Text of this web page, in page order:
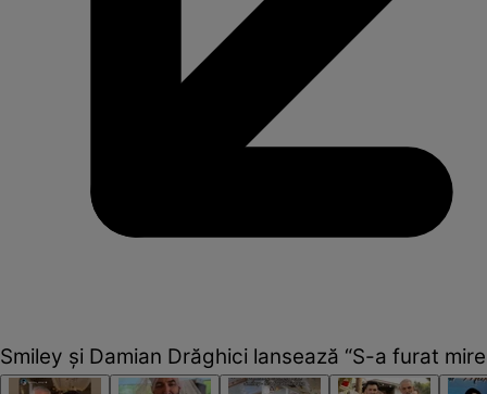
Smiley și Damian Drăghici lansează “S-a furat